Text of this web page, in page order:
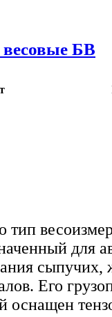
БВ
тип
для
Его
оснащен